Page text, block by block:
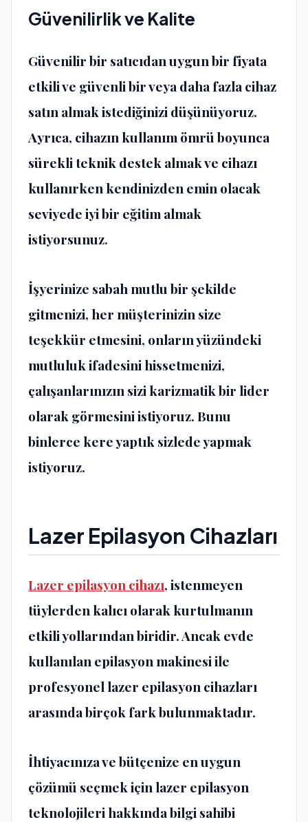
Güvenilirlik ve Kalite
Güvenilir bir satıcıdan uygun bir fiyata
etkili ve güvenli bir veya daha fazla cihaz
satın almak istediğinizi düşünüyoruz.
Ayrıca, cihazın kullanım ömrü boyunca
sürekli teknik destek almak ve cihazı
kullanırken kendinizden emin olacak
seviyede iyi bir eğitim almak
istiyorsunuz.
İşyerinize sabah mutlu bir şekilde
gitmenizi, her müşterinizin size
teşekkür etmesini, onların yüzündeki
mutluluk ifadesini hissetmenizi,
çalışanlarınızın sizi karizmatik bir lider
olarak görmesini istiyoruz. Bunu
binlerce kere yaptık sizlede yapmak
istiyoruz.
Lazer Epilasyon Cihazları
Lazer epilasyon cihazı, istenmeyen
tüylerden kalıcı olarak kurtulmanın
etkili yollarından biridir. Ancak evde
kullanılan epilasyon makinesi ile
profesyonel lazer epilasyon cihazları
arasında birçok fark bulunmaktadır.
İhtiyacınıza ve bütçenize en uygun
çözümü seçmek için lazer epilasyon
teknolojileri hakkında bilgi sahibi